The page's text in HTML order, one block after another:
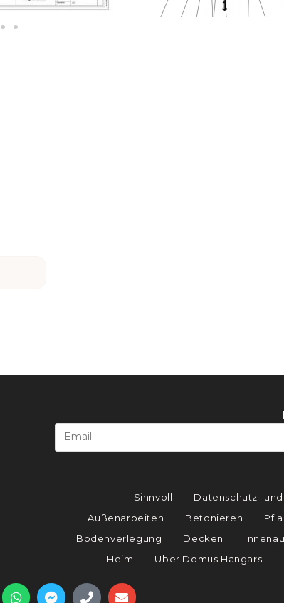
Sinnvoll Datenschutz-
Außenarbeiten
Betonieren
Bodenverlegung
Decken
Heim
Über Domus Hangars